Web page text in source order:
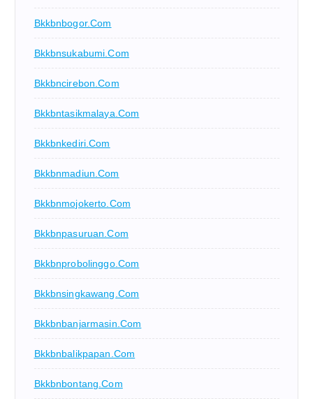
Bkkbnbogor.com
Bkkbnsukabumi.com
Bkkbncirebon.com
Bkkbntasikmalaya.com
Bkkbnkediri.com
Bkkbnmadiun.com
Bkkbnmojokerto.com
Bkkbnpasuruan.com
Bkkbnprobolinggo.com
Bkkbnsingkawang.com
Bkkbnbanjarmasin.com
Bkkbnbalikpapan.com
Bkkbnbontang.com